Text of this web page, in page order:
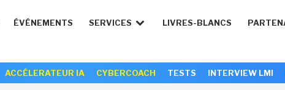
ÉVÉNEMENTS SERVICES LIVRES-BLANCS
ACCÉLERATEUR IA CYBERCOACH TESTS INTERVIEW LMI